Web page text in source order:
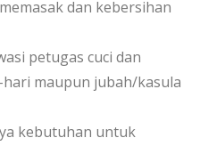
dan kebersihan
petugas cuci dan
maupun jubah/kasula
kebutuhan untuk